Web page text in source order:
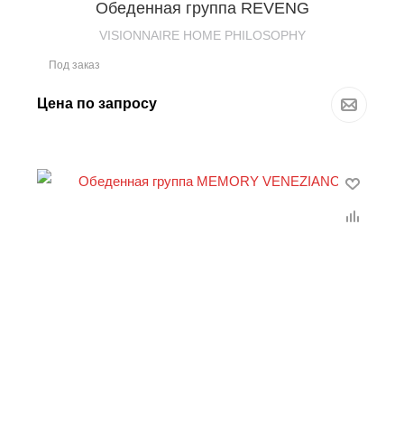
Обеденная группа REVENG
VISIONNAIRE HOME PHILOSOPHY
Под заказ
Цена по запросу